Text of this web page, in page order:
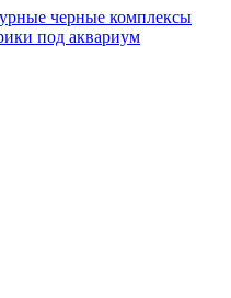
черные комплексы
под аквариум